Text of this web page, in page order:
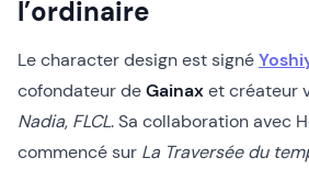
l’ordinaire
Le character design est signé
cofondateur deGainaxet créateur
Nadia, FLCL. Sa collaboration avec
commencé sur La Traversée du